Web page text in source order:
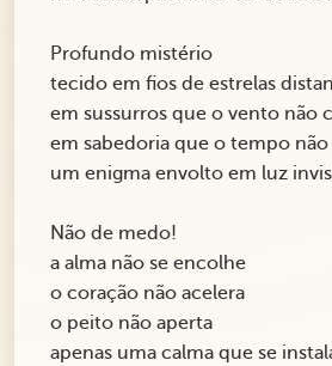
Profundo mistério
tecido em fios de estrelas
em sussurros que o vento não
em sabedoria que o tempo não
um enigma envolto em luz
Não de medo!
a alma não se encolhe
o coração não acelera
o peito não aperta
apenas uma calma que se